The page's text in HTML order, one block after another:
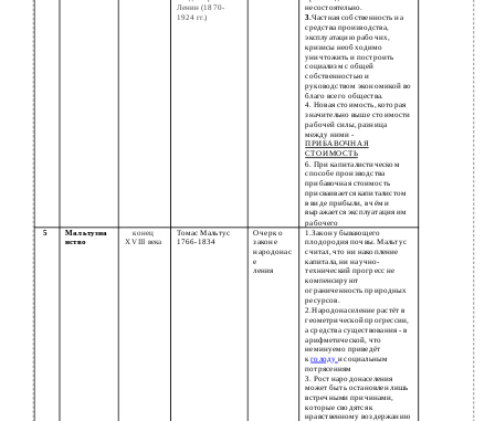
Ленин (1870-
несостоятельно.
1924 гг.)
3.Частная собственность на
средства производства,
эксплуатацию рабочих,
кризисы необходимо
уничтожить и построить
социализм с общей
собственностью и
руководством экономикой во
благо всего общества.
4. Новая стоимость, которая
значительно выше стоимости
рабочей силы, разница
между ними -
ПРИБАВОЧНАЯ
СТОИМОСТЬ
6. При капиталистическом
способе производства
прибавочная стоимость
присваивается капиталистом
в виде прибыли, в чём и
выражается эксплуатация им
рабочего
5 Мальтузиа конец Томас Мальтус Очерк о
1.Закон убывающего
нство
XVIII века 1766-1834 законе
плодородия почвы. Мальтус
народонас
считал, что ни накопление
е
капитала, ни научно-
ления
технический прогресс не
компенсируют
ограниченность природных
ресурсов.
2.Народонаселение растёт в
геометрической прогрессии,
а средства существования - в
арифметической, что
неминуемо приведёт
кголоду и социальным
потрясениям
3. Рост народонаселения
может быть остановлен лишь
встречными причинами,
которые сводятся к
нравственному воздержанию